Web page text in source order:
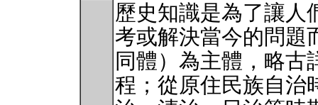
歷史知識是為了讓人
考或解決當今的問題
同體）為主體，略古
程；從原住民族自治